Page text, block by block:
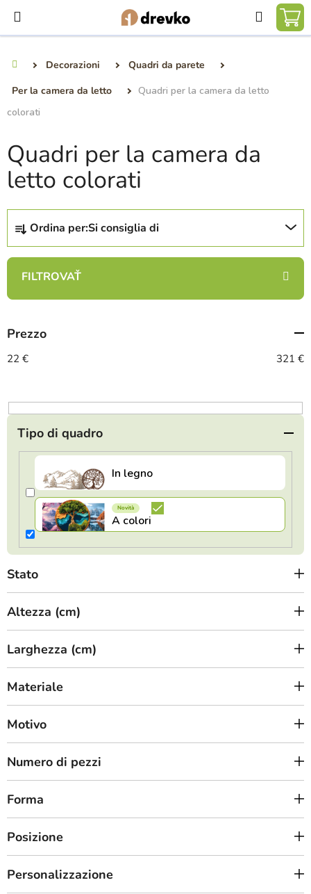
contenuto
Ricerca
Decorazioni
Quadri da parete
Per la camera da letto
Quadri per la camera da letto
colorati
Quadri per la camera da
letto colorati
O
d
n
m
e
n
o
d
t
t
i
Ordina per:Si consiglia di
Prezzo
22 € 321 €
Tipo di quadro
Stato
Altezza (cm)
Larghezza (cm)
Materiale
Motivo
Numero di pezzi
Forma
Posizione
Personalizzazione